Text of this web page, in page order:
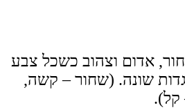
אדום וצהוב כשכל צבע
שונה. (שחור – קשה,
קל).